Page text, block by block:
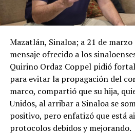
Mazatlán, Sinaloa; a 21 de marzo
mensaje ofrecido a los
Quirino Ordaz Coppel pidió
para evitar la propagación del
marco, compartió que su hija,
Unidos, al arribar a Sinaloa se
positivo, pero enfatizó que está
protocolos debidos y mejorando.